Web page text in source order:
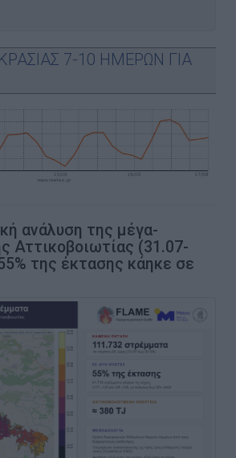
7-10 ΗΜΕΡΩΝ ΓΙΑ
ανάλυση της μέγα-
Αττικοβοιωτίας (31.07-
της έκτασης κάηκε σε